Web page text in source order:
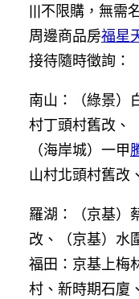
|||不限購，無需
周邊商品房福星
接待隨時徵詢：
南山：（綠景）
村丁頭村舊改、
（海岸城）一甲
山村北頭村舊改、
羅湖：（京基）
改、（京基）水
福田：京基上梅
村、新時期石廈